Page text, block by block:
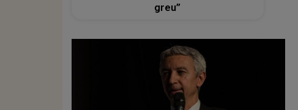
greu”